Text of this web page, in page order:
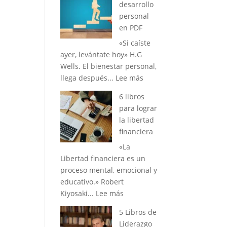
dinero
en
navidad
desarrollo
personal
en PDF
«Si caíste
ayer, levántate hoy» H.G
Wells. El bienestar personal,
llega después... Lee más
Libros
de
desarrollo
personal
PDF
6 libros
para lograr
la libertad
financiera
«La
Libertad financiera es un
proceso mental, emocional y
educativo.» Robert
Kiyosaki... Lee más
libros
5 Libros de
Liderazgo